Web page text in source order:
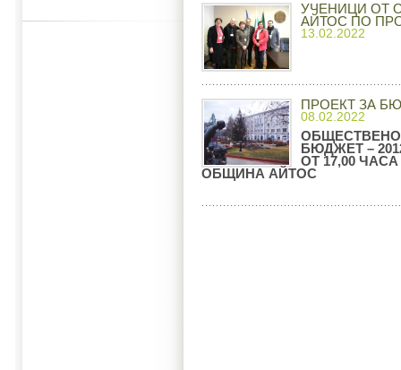
УЧЕНИЦИ ОТ
АЙТОС ПО
13.02.2022
ПРОЕКТ ЗА
08.02.2022
БЮДЖЕТ –
ОТ 17,00
ОБЩИНА АЙТОС